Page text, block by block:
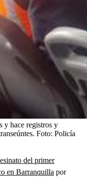
y hace registros y
Foto: Policía
del primer
en Barranquilla por